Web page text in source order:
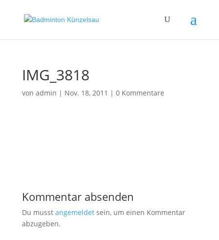
IMG_3818
von admin | Nov. 18, 2011 | 0 Kommentare
Kommentar absenden
Du musst angemeldetsein, um einen Kommentar
abzugeben.